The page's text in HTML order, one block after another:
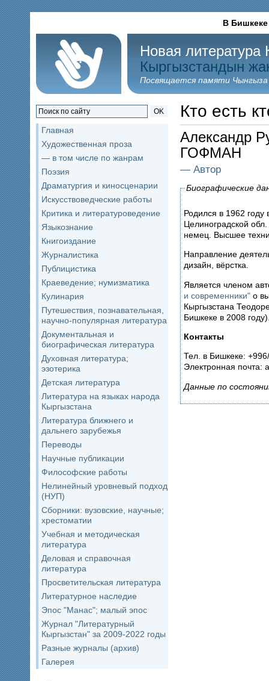
В Бишкеке
Новая литература
Кыргызстандын
Посвящается памяти
OK
Главная
Художественная проза
— в том числе по жанрам
Поэзия
Драматургия и киносценарии
Искусствоведческие работы
Критика и литературоведение
Языкознание
Книгоиздание
Журналистика
Публицистика
Краеведение; нумизматика
Кулинария
Путешествия, познавательная,
научно-популярная литература
Документальная и
биографическая литература
Духовная литература;
эзотерика
Детская литература
Литература на языках народа
Кыргызстана
Литература ближнего и
дальнего зарубежья
Переводы
Научные публикации
Философские работы
Нелинейный уровневый подход
(НУП)
Сборники: вузовские, научные;
хрестоматии
Учебная и методическая
литература
Деловая и справочная
литература
Просветительская литература
Литературное наследие
Эпос "Манас"; малый эпос
Журнал "Литературный
Кыргызстан" за 2009-2022 годы
Разные журналы (архив)
Галерея
Кто есть
Александр
ГОФМАН
— Автор
Биографические
Родился в 1962 году
Целиноградской
немец. Высшее
Направление
дизайн, вёрстка.
Является членом
и современники" о
Кыргызстана
Бишкеке в 2008
Контакты
Тел. в Бишкеке:
Электронная почта:
Данные по